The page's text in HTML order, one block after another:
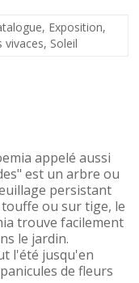
, Exposition,
vivaces, Soleil
appelé aussi
est un arbre ou
persistant
touffe ou sur tige, le
trouve facilement
le jardin.
l'été jusqu'en
de fleurs